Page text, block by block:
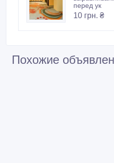
перед ук
10 грн. ₴
Похожие